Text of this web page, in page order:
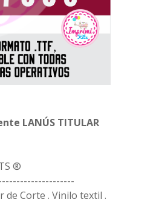
LANÚS TITULAR
®
de Corte . Vinilo textil .